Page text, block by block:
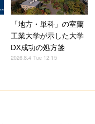
「地方・単科」の室蘭
工業大学が示した大学
DX成功の処方箋
2026.8.4 Tue 12:15